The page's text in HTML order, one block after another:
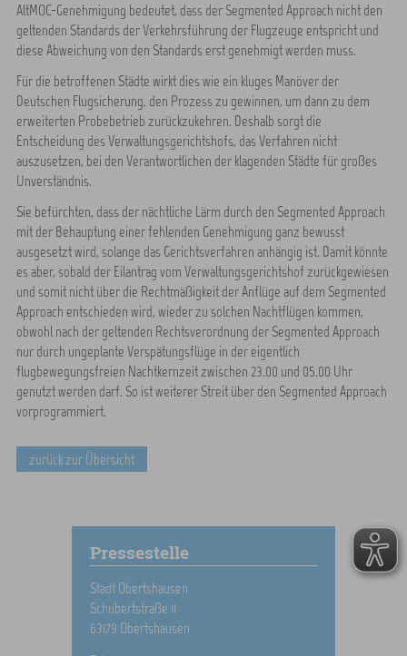
AltMOC-Genehmigung bedeutet, dass der Segmented Approach nicht den
geltenden Standards der Verkehrsführung der Flugzeuge entspricht und
diese Abweichung von den Standards erst genehmigt werden muss.
Für die betroffenen Städte wirkt dies wie ein kluges Manöver der
Deutschen Flugsicherung, den Prozess zu gewinnen, um dann zu dem
erweiterten Probebetrieb zurückzukehren. Deshalb sorgt die
Entscheidung des Verwaltungsgerichtshofs, das Verfahren nicht
auszusetzen, bei den Verantwortlichen der klagenden Städte für großes
Unverständnis.
Sie befürchten, dass der nächtliche Lärm durch den Segmented Approach
mit der Behauptung einer fehlenden Genehmigung ganz bewusst
ausgesetzt wird, solange das Gerichtsverfahren anhängig ist. Damit könnte
es aber, sobald der Eilantrag vom Verwaltungsgerichtshof zurückgewiesen
und somit nicht über die Rechtmäßigkeit der Anflüge auf dem Segmented
Approach entschieden wird, wieder zu solchen Nachtflügen kommen,
obwohl nach der geltenden Rechtsverordnung der Segmented Approach
nur durch ungeplante Verspätungsflüge in der eigentlich
flugbewegungsfreien Nachtkernzeit zwischen 23.00 und 05.00 Uhr
genutzt werden darf. So ist weiterer Streit über den Segmented Approach
vorprogrammiert.
zurück zur Übersicht
Pressestelle
Stadt Obertshausen
Schubertstraße 11
63179 Obertshausen